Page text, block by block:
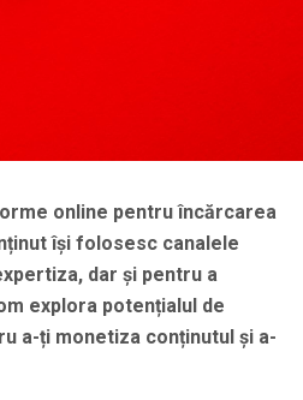
online pentru încărcarea
își folosesc canalele
dar și pentru a
explora potențialul de
a-ți monetiza conținutul și a-